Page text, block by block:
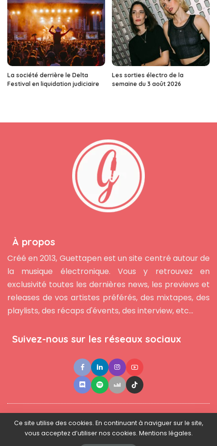
La société derrière le Delta
Festival en liquidation judiciaire
Les sorties électro de la
semaine du 3 août 2026
À propos
Créé en 2013, Guettapen est un site centré autour de
la musique électronique. Vous y retrouvez en
exclusivité toutes les dernières news, les previews et
releases de vos artistes préférés, des mixtapes, des
playlists, des récaps d'évents, des interview, etc...
Suivez-nous sur les réseaux sociaux
Contact ●Newsletter ● L'équipe ● Mentions légales
Ce site utilise des cookies. En continuant à naviguer sur le site,
vous acceptez d’utiliser nos cookies. Mentions légales.